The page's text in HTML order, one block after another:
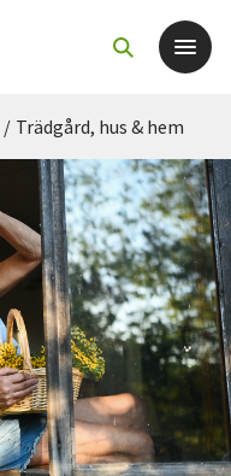
/ Trädgård, hus & hem